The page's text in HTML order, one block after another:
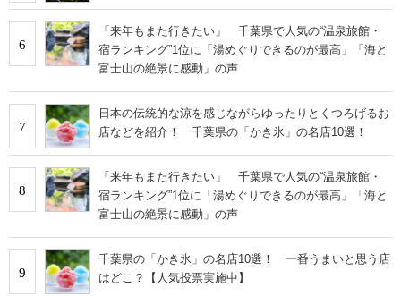
6
「来年もまた行きたい」 千葉県で人気の“温泉旅館・
宿ランキング”1位に「湯めぐりできるのが最高」「海と
富士山の絶景に感動」の声
7
日本の伝統的な涼を感じながらゆったりとくつろげるお
店などを紹介！ 千葉県の「かき氷」の名店10選！
8
「来年もまた行きたい」 千葉県で人気の“温泉旅館・
宿ランキング”1位に「湯めぐりできるのが最高」「海と
富士山の絶景に感動」の声
9
千葉県の「かき氷」の名店10選！ 一番うまいと思う店
はどこ？【人気投票実施中】